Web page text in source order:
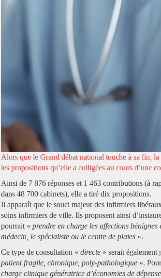
Alors que le Grand débat national touche à sa fin,
les propositions qu’elle a colligées au cours d’une
Ainsi de 7 876 réponses et 1 463 contributions (à
dans 48 700 cabinets), elle a tiré dix propositions.
Il apparaît que le souci majeur des infirmiers
soins infirmiers de ville. Ils proposent ainsi
pourrait « prendre en charge les affections
médecin, le spécialiste ou le centre de plaies ».
Ce type de consultation « directe » serait également
patient fragile, chronique, poly-pathologique ».
charge clinique génératrice d’économies de